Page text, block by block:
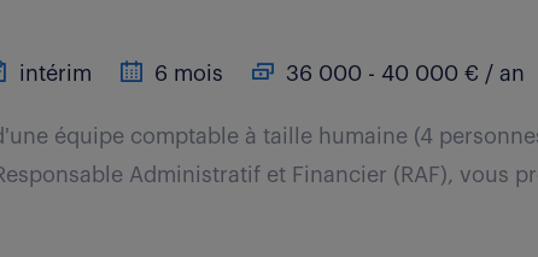
intérim 6 mois 36 000 - 40 000 € / an
équipe comptable à taille humaine (4
Administratif et Financier (RAF), vous